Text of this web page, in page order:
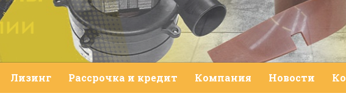
Лизинг Рассрочка и кредит Компания Новости